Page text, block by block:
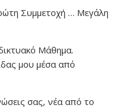
Συμμετοχή … Μεγάλη
Μάθημα.
μου μέσα από
σας, νέα από το